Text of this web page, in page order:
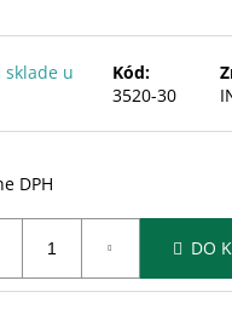
u
Kód:
3520-30
DPH
DO